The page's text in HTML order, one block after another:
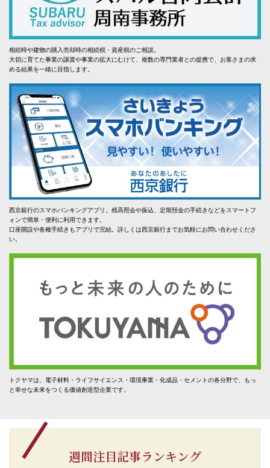
相続時や建物の購入売却時の相続税・資産税のご相談。
大切に育てた事業の譲渡や事業の拡大にむけて、複数の専門業者との提携で、お客さまの求
める結果を一緒に目指します。
西京銀行のスマホバンキングアプリ。残高照会や振込、定期預金の手続きなどをスマートフ
ォンで簡単・便利に利用できます。
口座開設や各種手続きもアプリで完結。詳しくは西京銀行までお気軽にお問い合わせくださ
い。
トクヤマは、電子材料・ライフサイエンス・環境事業・化成品・セメントの各分野で、もっ
と幸せな未来をつくる価値創造型企業です。
週間注目記事ランキング